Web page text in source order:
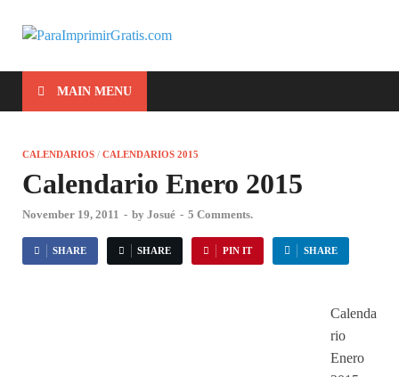
MAIN MENU
CALENDARIOS / CALENDARIOS 2015
Calendario Enero 2015
November 19, 2011 - by Josué - 5 Comments.
SHARE SHARE PIN IT SHARE
Calenda
rio
Enero